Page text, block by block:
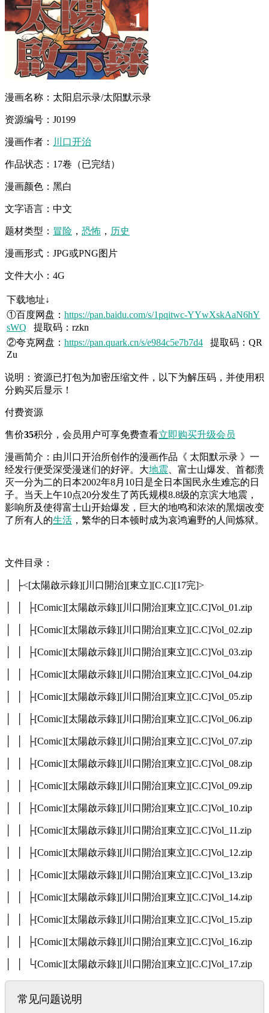
漫画名称：太阳启示录/太阳默示录
资源编号：J0199
漫画作者： 川口开治
作品状态：17卷（已完结）
漫画颜色：黑白
文字语言：中文
题材类型： 冒险 ， 恐怖 ， 历史
漫画形式：JPG或PNG图片
文件大小：4G
下载地址↓
①百度网盘： https://pan.baidu.com/s/1pqitwc-YYwXskAaN6hY
sWQ 提取码：rzkn
②夸克网盘： https://pan.quark.cn/s/e984c5e7b7d4 提取码：QR
Zu
说明：资源已打包为加密压缩文件，以下为解压码，并使用积
分购买后显示！
付费资源
售价35积分 ，会员用户可享免费查看立即购买升级会员
漫画简介：由川口开治所创作的漫画作品《 太阳默示录 》一
经发行便受深受漫迷们的好评。大地震 、富士山爆发、首都溃
灭一分为二的日本2002年8月10日是全日本国民永生难忘的日
子。当天上午10点20分发生了芮氏规模8.8级的京滨大地震，
影响所及使得富士山开始爆发，巨大的地鸣和浓浓的黑烟改变
了所有人的生活 ，繁华的日本顿时成为哀鸿遍野的人间炼狱。
文件目录：
│ ├<[太陽啟示錄][川口開治][東立][C.C][17完]>
│ │ ├[Comic][太陽啟示錄][川口開治][東立][C.C]Vol_01.zip
│ │ ├[Comic][太陽啟示錄][川口開治][東立][C.C]Vol_02.zip
│ │ ├[Comic][太陽啟示錄][川口開治][東立][C.C]Vol_03.zip
│ │ ├[Comic][太陽啟示錄][川口開治][東立][C.C]Vol_04.zip
│ │ ├[Comic][太陽啟示錄][川口開治][東立][C.C]Vol_05.zip
│ │ ├[Comic][太陽啟示錄][川口開治][東立][C.C]Vol_06.zip
│ │ ├[Comic][太陽啟示錄][川口開治][東立][C.C]Vol_07.zip
│ │ ├[Comic][太陽啟示錄][川口開治][東立][C.C]Vol_08.zip
│ │ ├[Comic][太陽啟示錄][川口開治][東立][C.C]Vol_09.zip
│ │ ├[Comic][太陽啟示錄][川口開治][東立][C.C]Vol_10.zip
│ │ ├[Comic][太陽啟示錄][川口開治][東立][C.C]Vol_11.zip
│ │ ├[Comic][太陽啟示錄][川口開治][東立][C.C]Vol_12.zip
│ │ ├[Comic][太陽啟示錄][川口開治][東立][C.C]Vol_13.zip
│ │ ├[Comic][太陽啟示錄][川口開治][東立][C.C]Vol_14.zip
│ │ ├[Comic][太陽啟示錄][川口開治][東立][C.C]Vol_15.zip
│ │ ├[Comic][太陽啟示錄][川口開治][東立][C.C]Vol_16.zip
│ │ └[Comic][太陽啟示錄][川口開治][東立][C.C]Vol_17.zip
常见问题说明